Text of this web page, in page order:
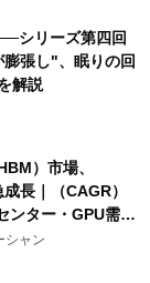
シリーズ第四回
張し"、眠りの回
解説
）市場、
長｜（CAGR）
ンター・GPU需要
成長を牽引
シャン